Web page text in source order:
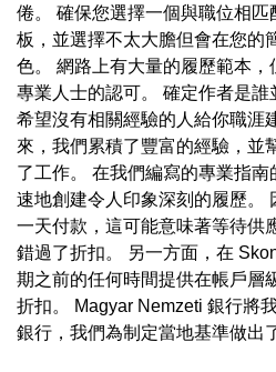
倦。 確保您選擇一個與職位相匹
板，並選擇不太大膽但會在您的
色。 網路上有大量的履歷範本
專業人士的認可。 確定作者是
希望沒有相關經驗的人給你職涯
來，我們累積了豐富的經驗，並
了工作。 在我們編寫的專業指
速地創建令人印象深刻的履歷。
一天付款，這可能意味著等待供
錯過了折扣。 另一方面，在
期之前的任何時間提供在帳戶層
折扣。 Magyar Nemzeti 銀行將
銀行，我們為制定當地基準做出